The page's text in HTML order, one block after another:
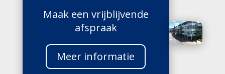
Maak een vrijblijvende
afspraak
Meer informatie